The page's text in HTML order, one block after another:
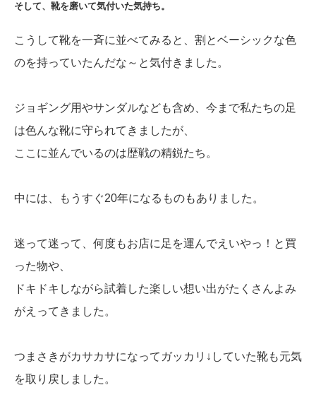
そして、靴を磨いて気付いた気持ち。
こうして靴を一斉に並べてみると、割とベーシックな色
のを持っていたんだな～と気付きました。
ジョギング用やサンダルなども含め、今まで私たちの足
は色んな靴に守られてきましたが、
ここに並んでいるのは歴戦の精鋭たち。
中には、もうすぐ20年になるものもありました。
迷って迷って、何度もお店に足を運んでえいやっ！と買
った物や、
ドキドキしながら試着した楽しい想い出がたくさんよみ
がえってきました。
つまさきがカサカサになってガッカリ↓していた靴も元気
を取り戻しました。